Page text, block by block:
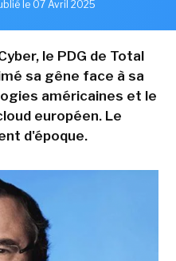
le 07 Avril 2025
le PDG de Total
sa gêne face à sa
américaines et le
européen. Le
d'époque.